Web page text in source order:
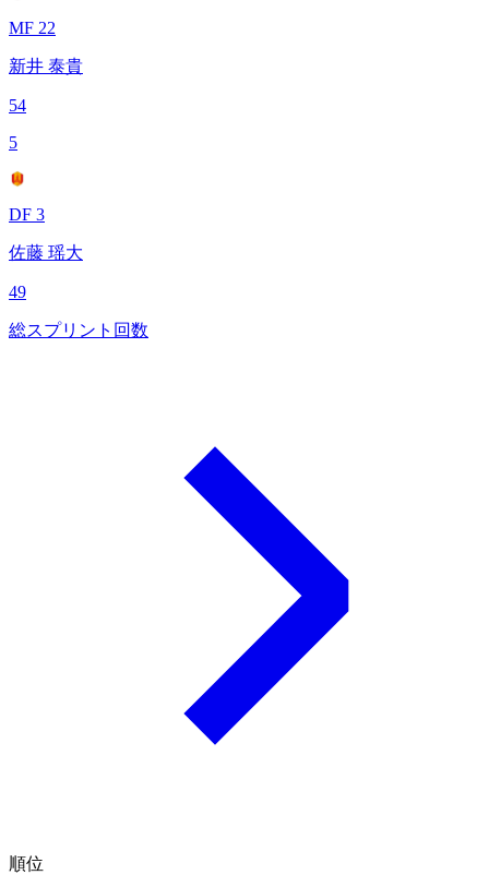
MF 22
新井 泰貴
54
5
DF 3
佐藤 瑶大
49
総スプリント回数
順位